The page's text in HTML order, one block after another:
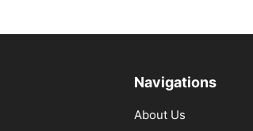
Navigations
About Us